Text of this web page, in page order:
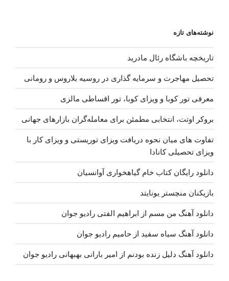
نوشته‌های تازه
تاریخچه باشگاه رئال مادرید
تحصیل مهاجرت و سرمایه گذاری در روسیه بلاروس و رومانی
معرفی تور کوبا و ویزای کوبا، تور اقساطی مالزی
بروکر اوتت، انتخابی مطمئن برای معامله‌گران بازارهای جهانی
تفاوت های میان نحوه دریافت ویزای توریستی و ویزای کار با
ویزای تحصیلی کانادا
دانلود رایگان کتاب خام گیاهخواری آوانسیان
بازیکنان منچستر یونایتد
دانلود آهنگ من مسم از ابراهیم الفتی رادیو جوان
دانلود آهنگ سیاه سفید از حامیم رادیو جوان
دانلود آهنگ دلیل زنده بودنم از امیر بارانی بهبهانی رادیو جوان